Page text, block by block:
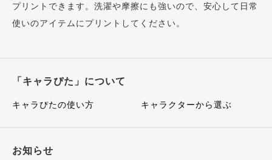
プリントできます。洗濯や摩擦にも強いので、安心して日常
使いのアイテムにプリントしてください。
「キャラぴた」について
キャラぴたの使い方 キャラクターから選ぶ
お知らせ